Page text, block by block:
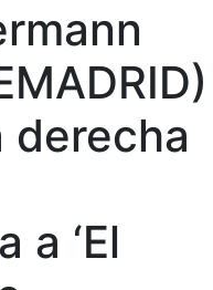
derecha
a ‘El